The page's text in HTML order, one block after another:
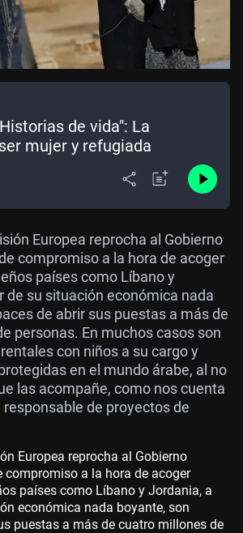
de vida": La
mujer y refugiada
Europea reprocha al Gobierno
compromiso a la hora de acoger
países como Líbano y
de su situación económica nada
de abrir sus puestas a más de
personas. En muchos casos son
con niños a su cargo y
en el mundo árabe, al no
las acompañe, como nos cuenta
de proyectos de
Europea reprocha al Gobierno
compromiso a la hora de acoger
países como Líbano y Jordania, a
económica nada boyante, son
puestas a más de cuatro millones de